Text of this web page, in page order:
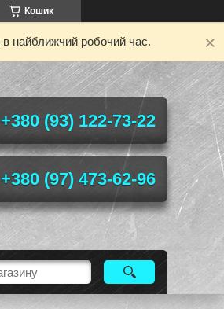
Кошик
в найближчий робочий час.
+380 (93) 122-73-22
+380 (97) 473-62-96